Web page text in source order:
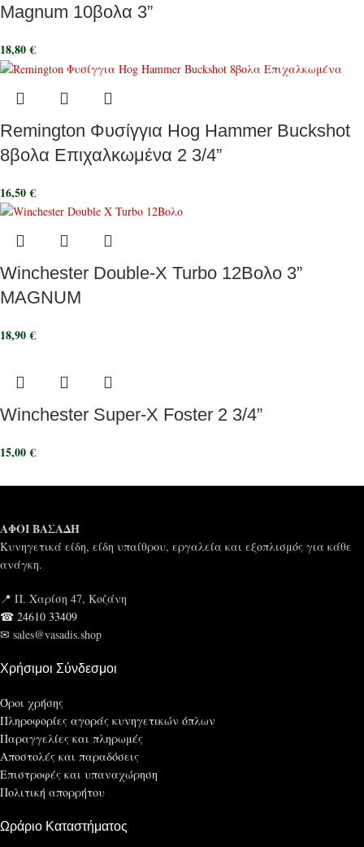
Magnum 10βολα 3”
18,80€
Remington Φυσίγγια Hog Hammer Buckshot
8βολα Επιχαλκωμένα 2 3/4”
16,50€
Winchester Double-X Turbo 12Βολο 3”
MAGNUM
18,90€
Winchester Super-X Foster 2 3/4”
15,00€
ΑΦΟΙ ΒΑΣΑΔΗ
Κυνηγετικά είδη, είδη υπαίθρου, εργαλεία και εξοπλισμός για κάθε
ανάγκη.
📍 Π. Χαρίση 47, Κοζάνη
☎ 24610 33409
✉ sales@vasadis.shop
Χρήσιμοι Σύνδεσμοι
Όροι χρήσης
Πληροφορίες αγοράς κυνηγετικών όπλων
Παραγγελίες και πληρωμές
Αποστολές και παραδόσεις
Επιστροφές και υπαναχώρηση
Πολιτική απορρήτου
Ωράριο Καταστήματος